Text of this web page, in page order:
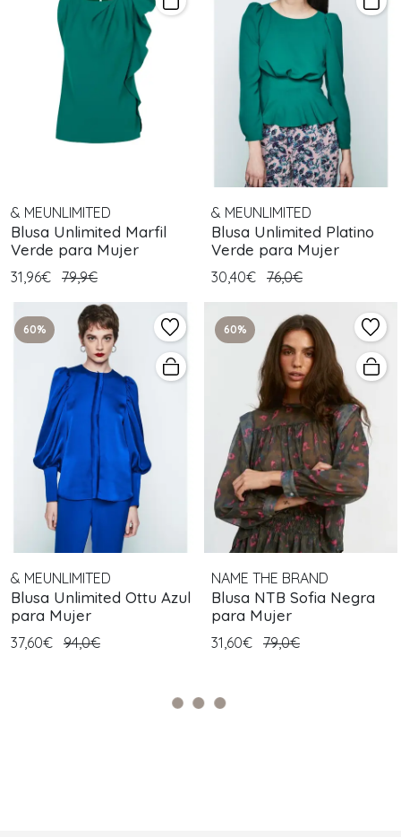
& MEUNLIMITED
Blusa Unlimited Marfil
Verde para Mujer
31,96€ 79,9€
& MEUNLIMITED
Blusa Unlimited Platino
Verde para Mujer
30,40€ 76,0€
60%
& MEUNLIMITED
Blusa Unlimited Ottu Azul
para Mujer
37,60€ 94,0€
60%
NAME THE BRAND
Blusa NTB Sofia Negra
para Mujer
31,60€ 79,0€